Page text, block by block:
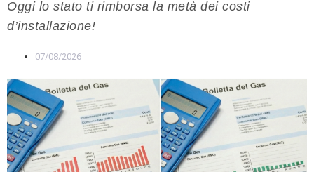
Oggi lo stato ti rimborsa la metà dei costi
d’installazione!
07/08/2026